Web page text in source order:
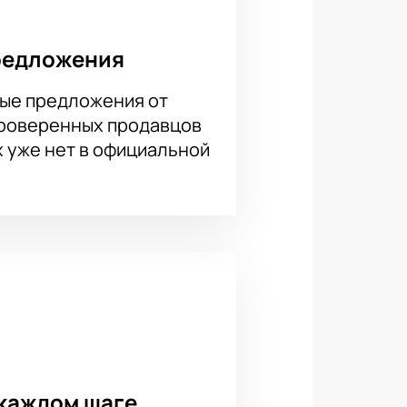
вам заранее обеспечить
и насладиться
предложения от
продавцов
нет в официальной